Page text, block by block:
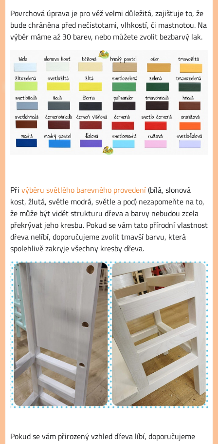
Povrchová úprava je pro věž velmi důležitá, zajišťuje to, že
bude chráněna před nečistotami, vlhkostí, či mastnotou. Na
výběr máme až 30 barev, nebo můžete zvolit bezbarvý lak.
Při výběru světlého barevného provedení(bílá, slonová
kost, žlutá, světle modrá, světle a pod) nezapomeňte na to,
že může být vidět strukturu dřeva a barvy nebudou zcela
překrývat jeho kresbu. Pokud se vám tato přírodní vlastnost
dřeva nelíbí, doporučujeme zvolit tmavší barvu, která
spolehlivě zakryje všechny kresby dřeva.
Pokud se vám přirozený vzhled dřeva líbí, doporučujeme